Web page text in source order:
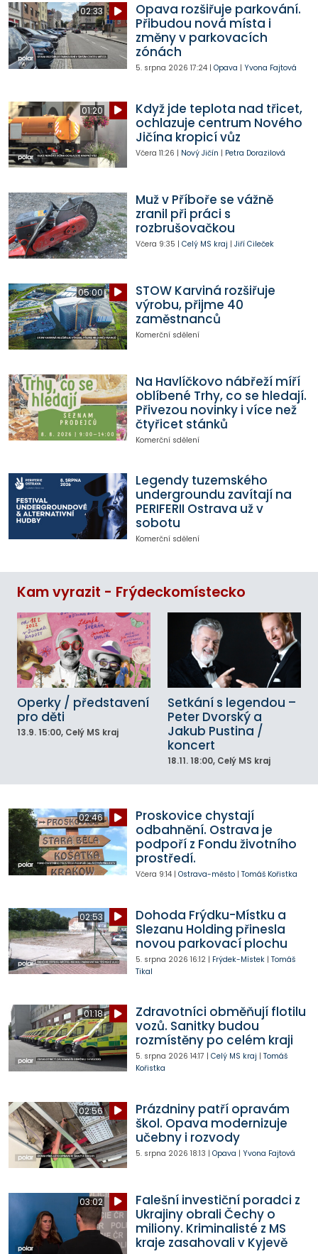
02:33
Opava rozšiřuje parkování.
Přibudou nová místa i
změny v parkovacích
zónách
5. srpna 2026 17:24| Opava | Yvona Fajtová
01:20
Když jde teplota nad třicet,
ochlazuje centrum Nového
Jičína kropicí vůz
Včera 11:26 | Nový Jičín | Petra Dorazilová
Muž v Příboře se vážně
zranil při práci s
rozbrušovačkou
Včera 9:35 | Celý MS kraj | Jiří Cileček
05:00
STOW Karviná rozšiřuje
výrobu, přijme 40
zaměstnanců
Komerční sdělení
Na Havlíčkovo nábřeží míří
oblíbené Trhy, co se hledají.
Přivezou novinky i více než
čtyřicet stánků
Komerční sdělení
Legendy tuzemského
undergroundu zavítají na
PERIFERII Ostrava už v
sobotu
Komerční sdělení
Kam vyrazit - Frýdeckomístecko
Operky / představení
pro děti
13.9. 15:00, Celý MS kraj
Setkání s legendou –
Peter Dvorský a
Jakub Pustina /
koncert
18.11. 18:00, Celý MS kraj
02:46
Proskovice chystají
odbahnění. Ostrava je
podpoří z Fondu životního
prostředí.
Včera 9:14| Ostrava-město| Tomáš Kořistka
02:53
Dohoda Frýdku-Místku a
Slezanu Holding přinesla
novou parkovací plochu
5. srpna 2026 16:12| Frýdek-Místek| Tomáš
Tikal
01:18
Zdravotníci obměňují flotilu
vozů. Sanitky budou
rozmístěny po celém kraji
5. srpna 2026 14:17 | Celý MS kraj | Tomáš
Kořistka
02:56
Prázdniny patří opravám
škol. Opava modernizuje
učebny i rozvody
5. srpna 2026 18:13 | Opava | Yvona Fajtová
03:02
Falešní investiční poradci z
Ukrajiny obrali Čechy o
miliony. Kriminalisté z MS
kraje zasahovali v Kyjevě